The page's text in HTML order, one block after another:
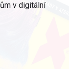
v digitální